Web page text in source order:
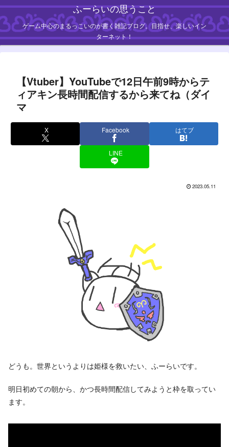
ふーらいの思うこと
ゲーム中心のまるっこいのが書く雑記ブログ。目指せ、楽しいイン
ターネット！
【Vtuber】YouTubeで12日午前9時からテ
ィアキン長時間配信するから来てね（ダイ
マ
X Facebook はてブ
LINE
2023.05.11
どうも。世界というよりは姫様を救いたい、ふーらいです。
明日初めての朝から、かつ長時間配信してみようと枠を取ってい
ます。